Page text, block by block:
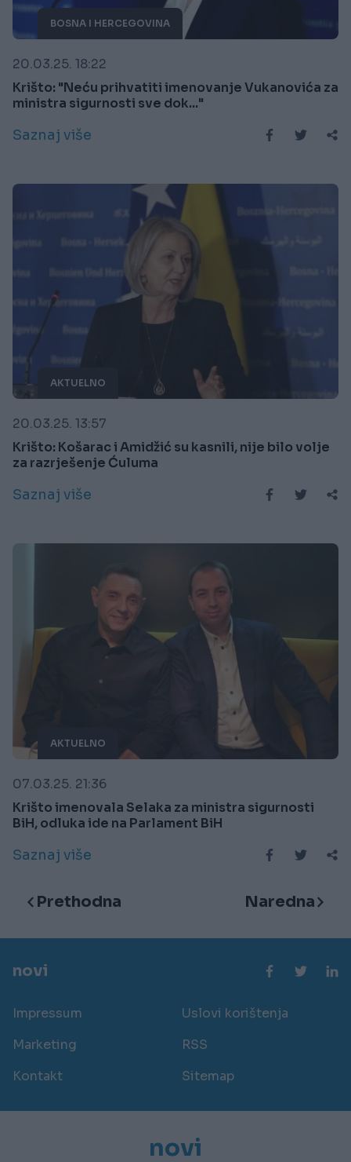
BOSNA I HERCEGOVINA
20.03.25. 18:22
Krišto: "Neću prihvatiti imenovanje Vukanovića za
ministra sigurnosti sve dok..."
Saznaj više
AKTUELNO
20.03.25. 13:57
Krišto: Košarac i Amidžić su kasnili, nije bilo volje
za razrješenje Ćuluma
Saznaj više
AKTUELNO
07.03.25. 21:36
Krišto imenovala Selaka za ministra sigurnosti
BiH, odluka ide na Parlament BiH
Saznaj više
Prethodna Naredna
novi
Impressum
Uslovi korištenja
Marketing
RSS
Kontakt
Sitemap
novi